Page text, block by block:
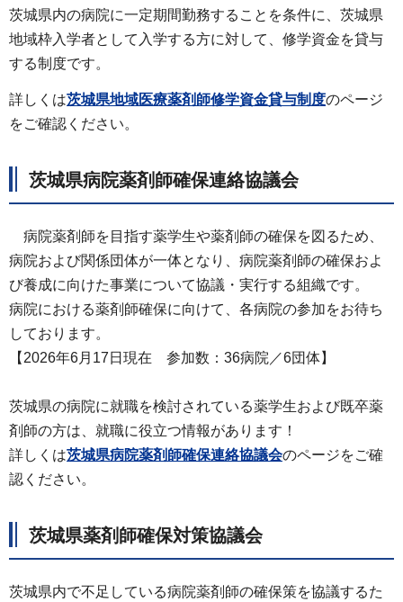
茨城県内の病院に一定期間勤務することを条件に、茨城県
地域枠入学者として入学する方に対して、修学資金を貸与
する制度です。
詳しくは茨城県地域医療薬剤師修学資金貸与制度のページ
をご確認ください。
茨城県病院薬剤師確保連絡協議会
病院薬剤師を目指す薬学生や薬剤師の確保を図るため、
病院および関係団体が一体となり、病院薬剤師の確保およ
び養成に向けた事業について協議・実行する組織です。
病院における薬剤師確保に向けて、各病院の参加をお待ち
しております。
【2026年6月17日現在 参加数：36病院／6団体】
茨城県の病院に就職を検討されている薬学生および既卒薬
剤師の方は、就職に役立つ情報があります！
詳しくは茨城県病院薬剤師確保連絡協議会のページをご確
認ください。
茨城県薬剤師確保対策協議会
茨城県内で不足している病院薬剤師の確保策を協議するた